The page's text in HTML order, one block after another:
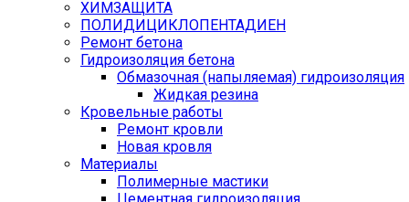
ХИМЗАЩИТА
ПОЛИДИЦИКЛОПЕНТАДИЕН
Ремонт бетона
Гидроизоляция бетона
Обмазочная (напыляемая) гидроизоляция
Жидкая резина
Кровельные работы
Ремонт кровли
Новая кровля
Материалы
Полимерные мастики